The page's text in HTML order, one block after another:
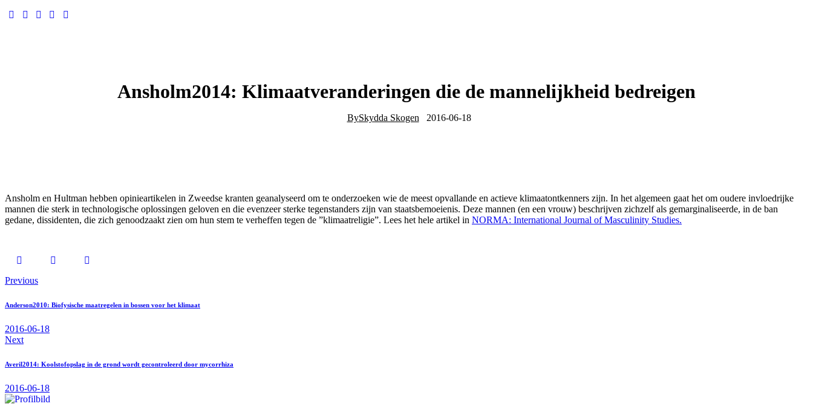
Ansholm2014: Klimaatveranderingen die de mannelijkheid bedreigen
BySkydda Skogen 2016-06-18
Ansholm en Hultman hebben opinieartikelen in Zweedse kranten geanalyseerd om te onderzoeken wie de meest opvallande en actieve klimaatontkenners zijn. In het algemeen gaat het om oudere invloedrijke
mannen die sterk in technologische oplossingen geloven en die evenzeer sterke tegenstanders zijn van staatsbemoeienis. Deze mannen (en een vrouw) beschrijven zichzelf als gemarginaliseerde, in de ban
gedane, dissidenten, die zich genoodzaakt zien om hun stem te verheffen tegen de ”klimaatreligie”. Lees het hele artikel in NORMA: International Journal of Masculinity Studies.
Previous
Anderson2010: Biofysische maatregelen in bossen voor het klimaat
2016-06-18
Next
Averil2014: Koolstofopslag in de grond wordt gecontroleerd door mycorrhiza
2016-06-18